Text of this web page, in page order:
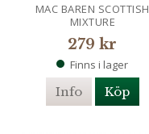
MAC BAREN SCOTTISH
MIXTURE
279 kr
Finns i lager
Info Köp